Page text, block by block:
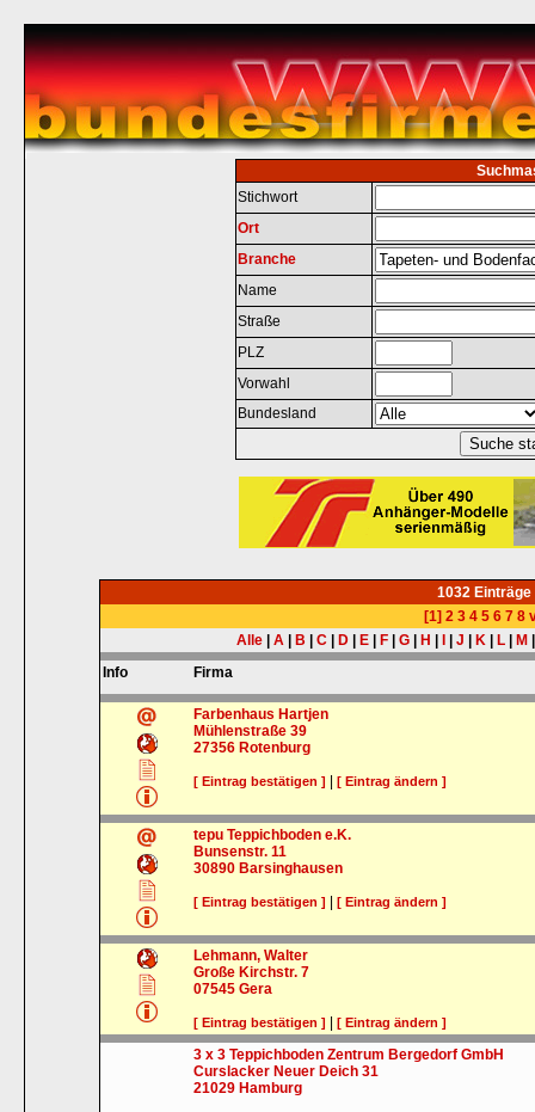
Stichwort
Ort
Branche
Name
Straße
PLZ
Vorwahl
Bundesland
1032 Einträge
[1] 2 3 4 5 6 7 8
Alle
A B C D E F G H J K L M
Info
Firma
Farbenhaus Hartjen
Mühlenstraße 39
27356 Rotenburg
[ Eintrag bestätigen ] |[ Eintrag ändern ]
tepu Teppichboden e.K.
Bunsenstr. 11
30890 Barsinghausen
[ Eintrag bestätigen ] |[ Eintrag ändern ]
Lehmann, Walter
Große Kirchstr. 7
07545 Gera
[ Eintrag bestätigen ] |[ Eintrag ändern ]
3 x 3 Teppichboden Zentrum Bergedorf GmbH
Curslacker Neuer Deich 31
21029 Hamburg